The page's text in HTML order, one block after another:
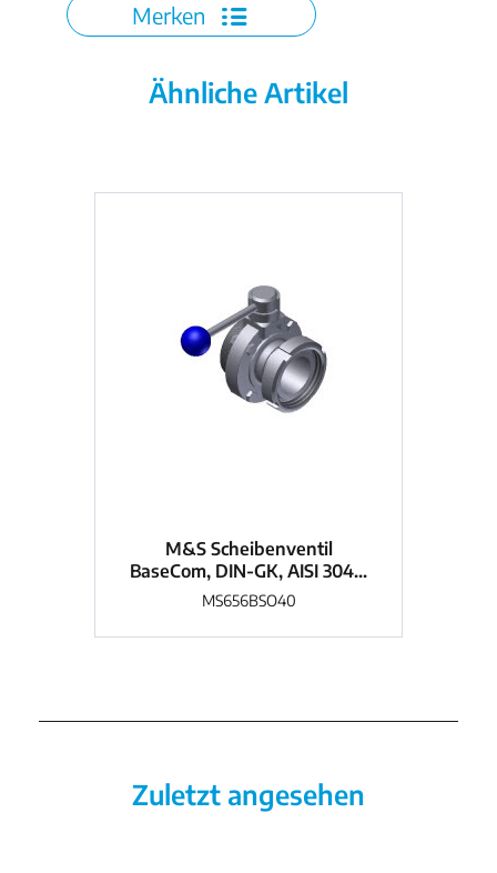
Merken
Ähnliche Artikel
M&S Scheibenventil
BaseCom, DIN-GK, AISI 304...
MS656BSO40
Zuletzt angesehen